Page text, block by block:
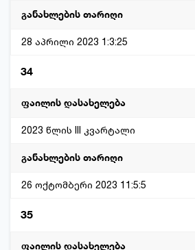
28 აპრილი 2023 1:3:25
34
2023 წლის III კვარტალი
26 ოქტომბერი 2023 11:5:5
35